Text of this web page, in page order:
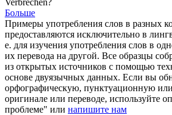
Verbrechen?
Больше
Примеры употребления слов в разных
предоставляются исключительно в
е. для изучения употребления слов в
их перевода на другой. Все образцы
из открытых источников с помощью
основе двуязычных данных. Если вы
орфографическую, пунктуационную
оригинале или переводе, используйте
проблеме" или напишите нам